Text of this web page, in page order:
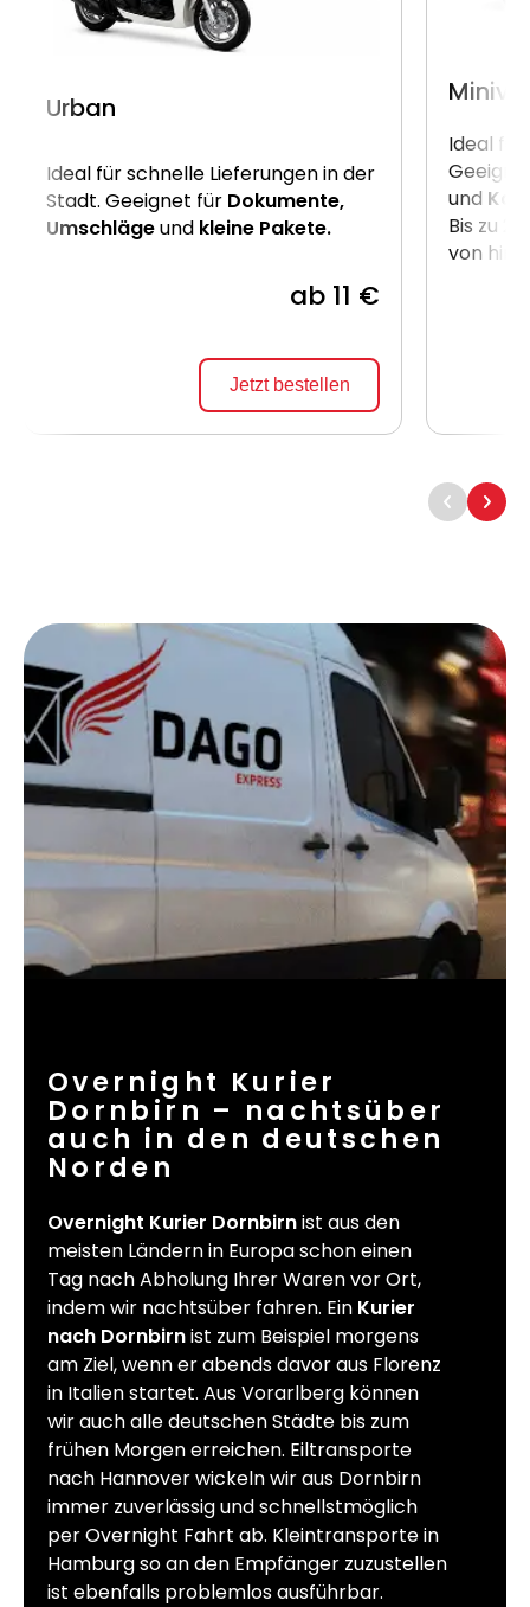
Urban
Ideal für schnelle Lieferungen in der
Stadt. Geeignet für Dokumente,
Umschlägeund kleine Pakete.
ab 11 €
Jetzt bestellen
Ideal für
und
Bis zu 2
von
Overnight Kurier
Dornbirn – nachtsüber
auch in den deutschen
Norden
Overnight Kurier Dornbirnist aus den
meisten Ländern in Europa schon einen
Tag nach Abholung Ihrer Waren vor Ort,
indem wir nachtsüber fahren. Ein Kurier
nach Dornbirnist zum Beispiel morgens
am Ziel, wenn er abends davor aus Florenz
in Italien startet. Aus Vorarlberg können
wir auch alle deutschen Städte bis zum
frühen Morgen erreichen. Eiltransporte
nach Hannover wickeln wir aus Dornbirn
immer zuverlässig und schnellstmöglich
per Overnight Fahrt ab. Kleintransporte in
Hamburg so an den Empfänger zuzustellen
ist ebenfalls problemlos ausführbar.